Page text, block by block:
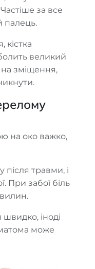
за все
палець.
великий
на зміщення,
на око важко,
після травми, і
При забої біль
іноді
може